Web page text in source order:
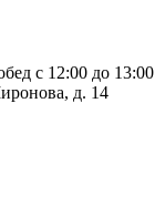
с 12:00 до 13:00
д. 14